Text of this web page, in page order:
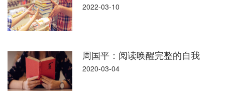
2022-03-10
周国平：阅读唤醒完整的自我
2020-03-04